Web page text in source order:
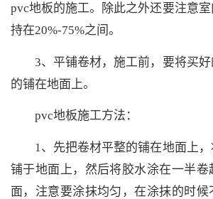
pvc地板的施工。除此之外还要注意
持在20%-75%之间。
3、平铺卷材，施工前，要将买
的铺在地面上。
pvc地板施工方法：
1、先把卷材平整的铺在地面上
铺于地面上，然后将胶水涂在一半卷
面，注意要涂抹均匀，在涂抹的时候